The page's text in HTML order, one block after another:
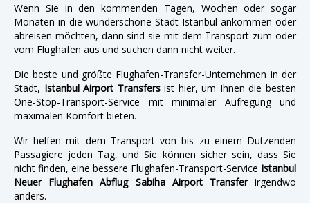
Wenn Sie in den kommenden Tagen, Wochen oder sogar
Monaten in die wunderschöne Stadt Istanbul ankommen oder
abreisen möchten, dann sind sie mit dem Transport zum oder
vom Flughafen aus und suchen dann nicht weiter.
Die beste und größte Flughafen-Transfer-Unternehmen in der
Stadt, Istanbul Airport Transfersist hier, um Ihnen die besten
One-Stop-Transport-Service mit minimaler Aufregung und
maximalen Komfort bieten.
Wir helfen mit dem Transport von bis zu einem Dutzenden
Passagiere jeden Tag, und Sie können sicher sein, dass Sie
nicht finden, eine bessere Flughafen-Transport-Service Istanbul
Neuer Flughafen Abflug Sabiha Airport Transferirgendwo
anders.